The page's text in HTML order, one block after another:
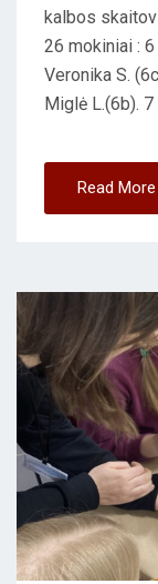
kalbos
26 mokiniai :
Veronika S.
Miglė L.(6b). 7
Read More